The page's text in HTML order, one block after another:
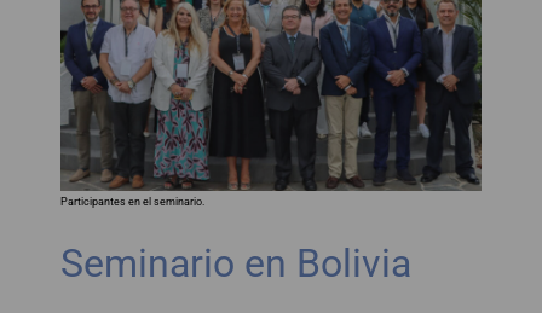
Participantes en el seminario.
Seminario en Bolivia